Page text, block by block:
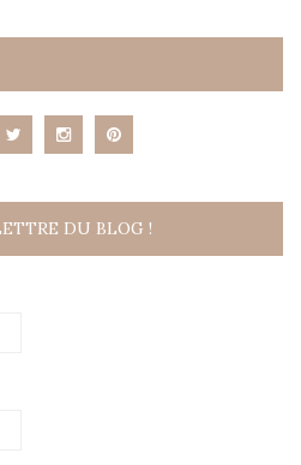
DU BLOG !